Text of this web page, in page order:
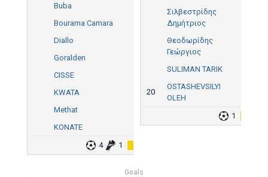
Buba
Bourama Camara
Diallo
Goralden
CISSE
KWATA
Methat
KONATE
4
1
Σιλβεστρίδης
Δημήτριος
Θεοδωρίδης
Γεώργιος
SULIMAN TARIK
20
OSTASHEVSILYI
OLEH
1
Goals